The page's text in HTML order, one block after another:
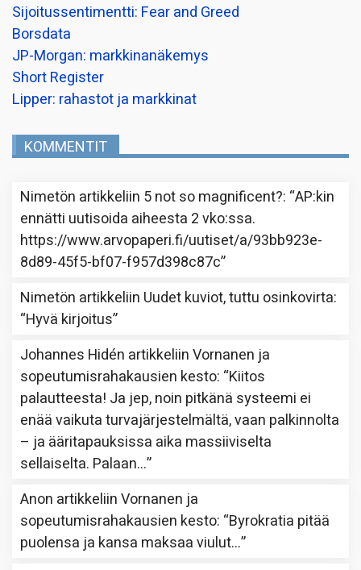
Sijoitussentimentti: Fear and Greed
Borsdata
JP-Morgan: markkinanäkemys
Short Register
Lipper: rahastot ja markkinat
KOMMENTIT
Nimetön artikkeliin 5 not so magnificent?: “AP:kin
ennätti uutisoida aiheesta 2 vko:ssa.
https://www.arvopaperi.fi/uutiset/a/93bb923e-
8d89-45f5-bf07-f957d398c87c”
Nimetön artikkeliin Uudet kuviot, tuttu osinkovirta:
“Hyvä kirjoitus”
Johannes Hidén artikkeliinVornanen ja
sopeutumisrahakausien kesto: “Kiitos
palautteesta! Ja jep, noin pitkänä systeemi ei
enää vaikuta turvajärjestelmältä, vaan palkinnolta
– ja ääritapauksissa aika massiiviselta
sellaiselta. Palaan…”
Anon artikkeliinVornanen ja
sopeutumisrahakausien kesto: “Byrokratia pitää
puolensa ja kansa maksaa viulut…”